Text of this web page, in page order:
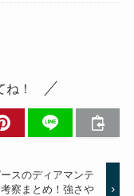
！
スのディアマンテ
察まとめ！強さや